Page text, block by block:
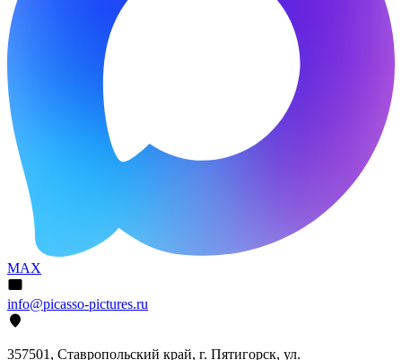
MAX
info@picasso-pictures.ru
357501, Ставропольский край, г. Пятигорск, ул.